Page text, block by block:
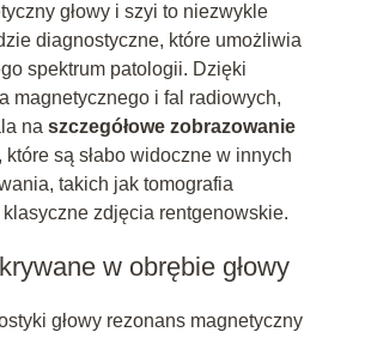
głowy i szyi to niezwykle
diagnostyczne, które umożliwia
spektrum patologii. Dzięki
magnetycznego i fal radiowych,
na szczegółowe zobrazowanie
, które są słabo widoczne w innych
takich jak tomografia
zdjęcia rentgenowskie.
w obrębie głowy
głowy rezonans magnetyczny